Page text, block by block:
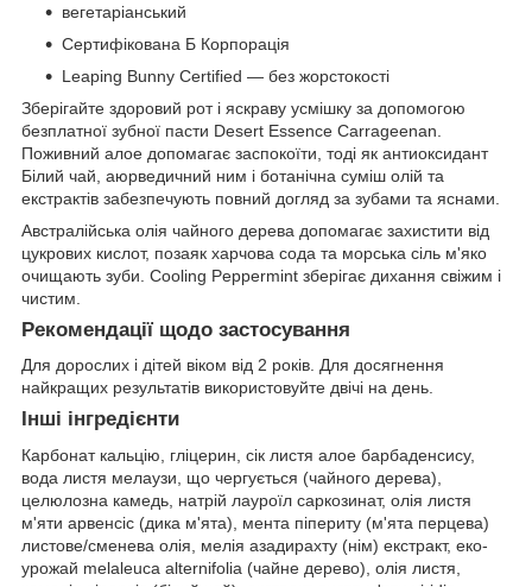
вегетаріанський
Сертифікована Б Корпорація
Leaping Bunny Certified — без жорстокості
Зберігайте здоровий рот і яскраву усмішку за допомогою
безплатної зубної пасти Desert Essence Carrageenan.
Поживний алое допомагає заспокоїти, тоді як антиоксидант
Білий чай, аюрведичний ним і ботанічна суміш олій та
екстрактів забезпечують повний догляд за зубами та яснами.
Австралійська олія чайного дерева допомагає захистити від
цукрових кислот, позаяк харчова сода та морська сіль м'яко
очищають зуби. Cooling Peppermint зберігає дихання свіжим і
чистим.
Рекомендації щодо застосування
Для дорослих і дітей віком від 2 років. Для досягнення
найкращих результатів використовуйте двічі на день.
Інші інгредієнти
Карбонат кальцію, гліцерин, сік листя алое барбаденсису,
вода листя мелаузи, що чергується (чайного дерева),
целюлозна камедь, натрій лауроїл саркозинат, олія листя
м'яти арвенсіс (дика м'ята), мента піпериту (м'ята перцева)
листове/сменева олія, мелія азадирахту (нім) екстракт, еко-
урожай melaleuca alternifolia (чайне дерево), олія листя,